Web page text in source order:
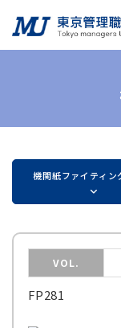
機関紙ファイティン
VOL.
FP281